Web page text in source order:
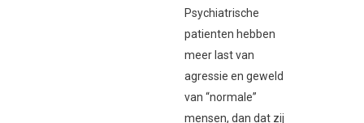
Psychiatrische
patienten hebben
meer last van
agressie en geweld
van “normale”
mensen, dan dat zij